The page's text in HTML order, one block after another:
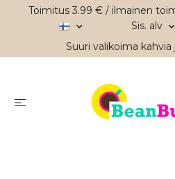
Toimitus 3.99 € / ilmainen
Sis. alv
Suuri valikoima